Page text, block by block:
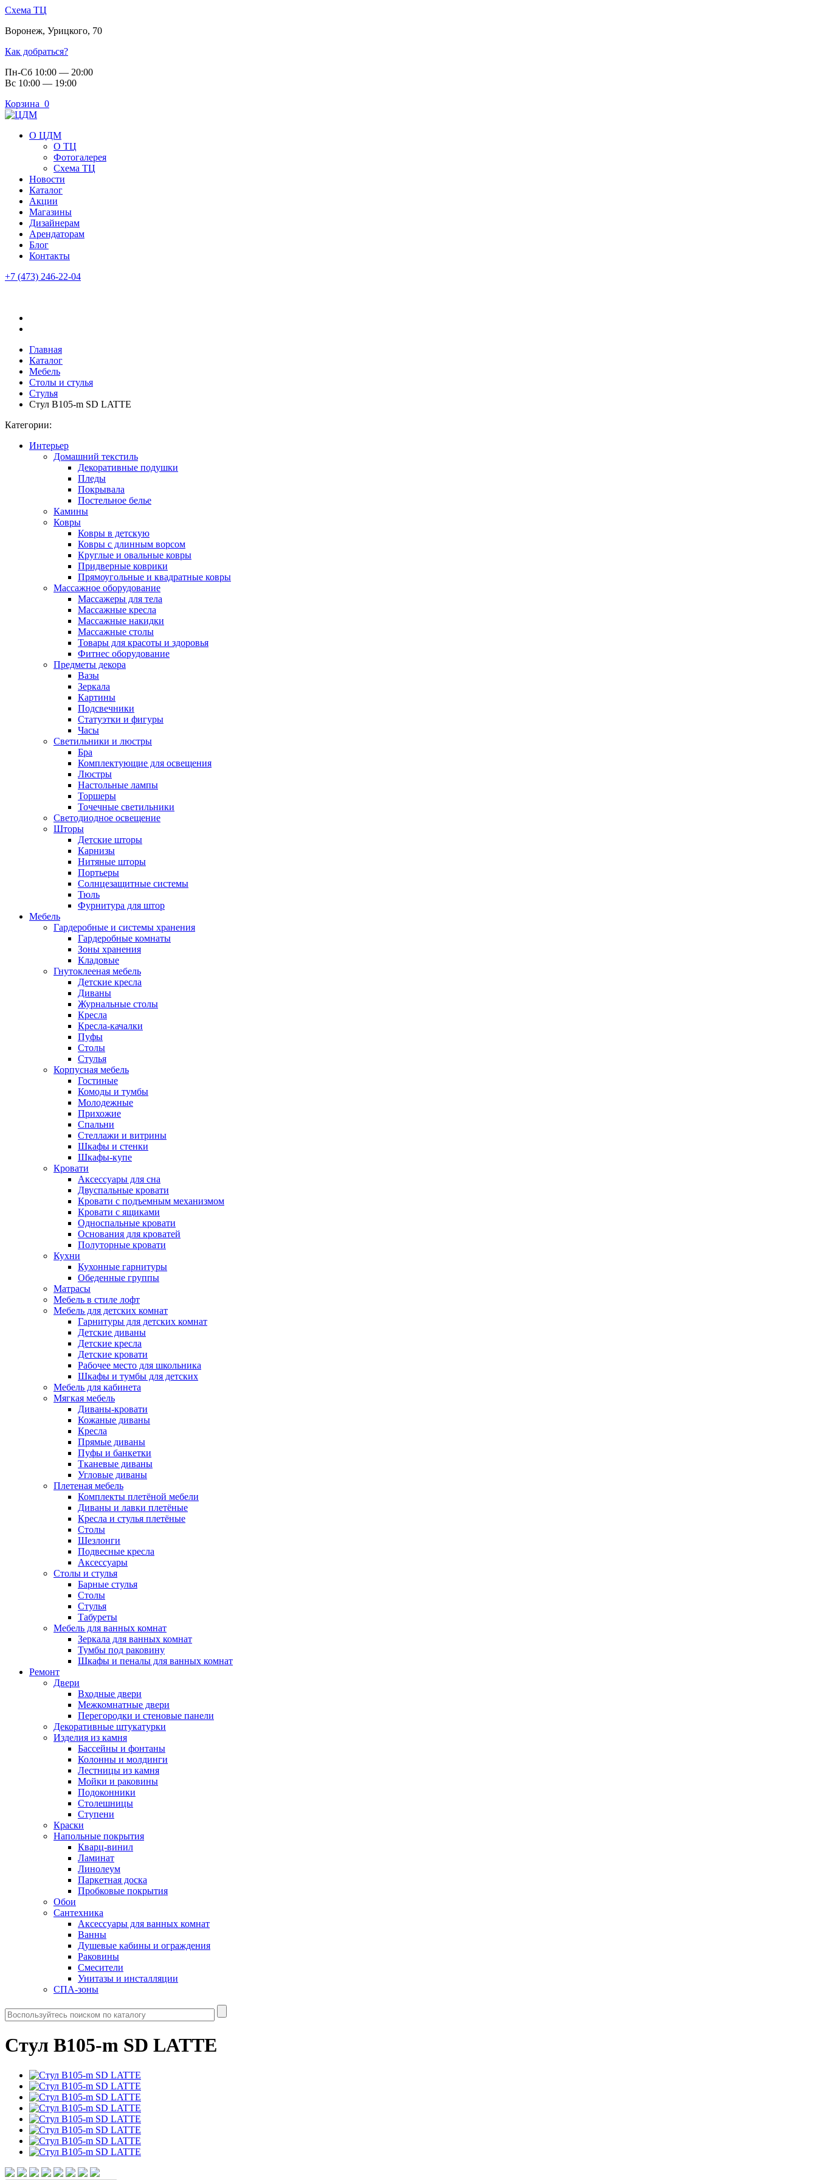
Схема ТЦ
Воронеж, Урицкого, 70
Как добраться?
Пн-Сб 10:00 — 20:00
Вс 10:00 — 19:00
Корзина 0
О ЦДМ
О ТЦ
Фотогалерея
Схема ТЦ
Новости
Каталог
Акции
Магазины
Дизайнерам
Арендаторам
Блог
Контакты
+7 (473) 246-22-04
Главная
Каталог
Мебель
Столы и стулья
Стулья
Стул B105-m SD LATTE
Категории:
Интерьер
Домашний текстиль
Декоративные подушки
Пледы
Покрывала
Постельное белье
Камины
Ковры
Ковры в детскую
Ковры с длинным ворсом
Круглые и овальные ковры
Придверные коврики
Прямоугольные и квадратные ковры
Массажное оборудование
Массажеры для тела
Массажные кресла
Массажные накидки
Массажные столы
Товары для красоты и здоровья
Фитнес оборудование
Предметы декора
Вазы
Зеркала
Картины
Подсвечники
Статуэтки и фигуры
Часы
Светильники и люстры
Бра
Комплектующие для освещения
Люстры
Настольные лампы
Торшеры
Точечные светильники
Светодиодное освещение
Шторы
Детские шторы
Карнизы
Нитяные шторы
Портьеры
Солнцезащитные системы
Тюль
Фурнитура для штор
Мебель
Гардеробные и системы хранения
Гардеробные комнаты
Зоны хранения
Кладовые
Гнутоклееная мебель
Детские кресла
Диваны
Журнальные столы
Кресла
Кресла-качалки
Пуфы
Столы
Стулья
Корпусная мебель
Гостиные
Комоды и тумбы
Молодежные
Прихожие
Спальни
Стеллажи и витрины
Шкафы и стенки
Шкафы-купе
Кровати
Аксессуары для сна
Двуспальные кровати
Кровати с подъемным механизмом
Кровати с ящиками
Односпальные кровати
Основания для кроватей
Полуторные кровати
Кухни
Кухонные гарнитуры
Обеденные группы
Матрасы
Мебель в стиле лофт
Мебель для детских комнат
Гарнитуры для детских комнат
Детские диваны
Детские кресла
Детские кровати
Рабочее место для школьника
Шкафы и тумбы для детских
Мебель для кабинета
Мягкая мебель
Диваны-кровати
Кожаные диваны
Кресла
Прямые диваны
Пуфы и банкетки
Тканевые диваны
Угловые диваны
Плетеная мебель
Комплекты плетёной мебели
Диваны и лавки плетёные
Кресла и стулья плетёные
Столы
Шезлонги
Подвесные кресла
Аксессуары
Столы и стулья
Барные стулья
Столы
Стулья
Табуреты
Мебель для ванных комнат
Зеркала для ванных комнат
Тумбы под раковину
Шкафы и пеналы для ванных комнат
Ремонт
Двери
Входные двери
Межкомнатные двери
Перегородки и стеновые панели
Декоративные штукатурки
Изделия из камня
Бассейны и фонтаны
Колонны и молдинги
Лестницы из камня
Мойки и раковины
Подоконники
Столешницы
Ступени
Краски
Напольные покрытия
Кварц-винил
Ламинат
Линолеум
Паркетная доска
Пробковые покрытия
Обои
Сантехника
Аксессуары для ванных комнат
Ванны
Душевые кабины и ограждения
Раковины
Смесители
Унитазы и инсталляции
СПА-зоны
Стул B105-m SD LATTE